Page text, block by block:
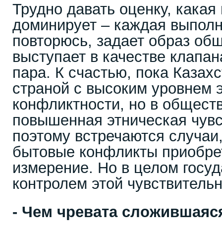
Трудно давать оценку,
доминирует – каждая
повторюсь, задает образ
выступает в качестве
пара. К счастью, пока
страной с высоким уровнем
конфликтности, но в
повышенная этническая
поэтому встречаются
бытовые конфликты
измерение. Но в целом
контролем этой
- Чем чревата